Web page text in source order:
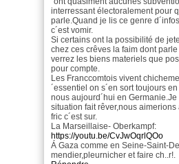
interressant électoralement pour
parle.Quand je lis ce genre
c´est vomir.
Si certains ont la possibilité de
chez ces crêves la faim dont
verrez les biens materiels que
pour compte.
Les Franccomtois vivent
´essentiel on s´en sort toujours
nous aujourd´hui en
situation fait rêver,nous
fric c´est sur.
La Marseillaise- Oberkampf:
https://youtu.be/CvJwOqrlQOo
Á Gaza comme en Seine-Saint-
mendier,pleurnicher et faire ch..r!.